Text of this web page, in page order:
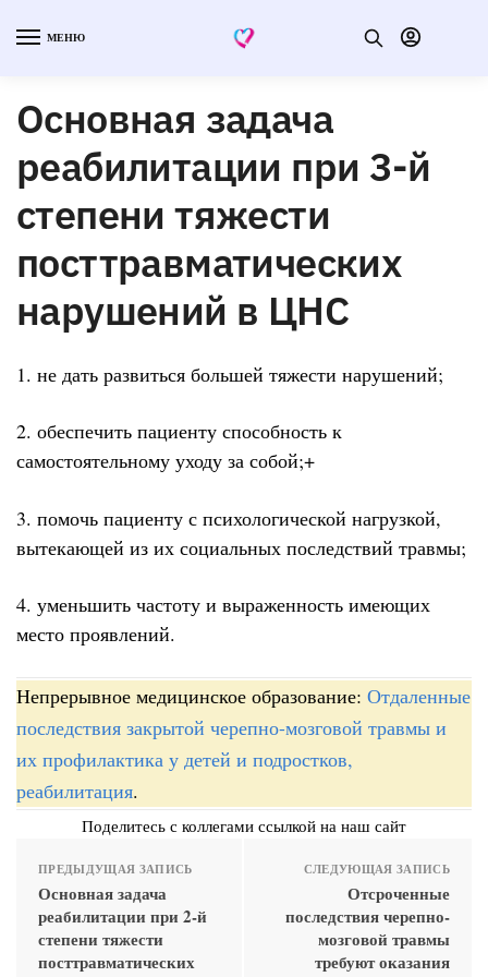
МЕНЮ
Основная задача
реабилитации при 3-й
степени тяжести
посттравматических
нарушений в ЦНС
1. не дать развиться большей тяжести нарушений;
2. обеспечить пациенту способность к
самостоятельному уходу за собой;+
3. помочь пациенту с психологической нагрузкой,
вытекающей из их социальных последствий травмы;
4. уменьшить частоту и выраженность имеющих
место проявлений.
Непрерывное медицинское образование: Отдаленные
последствия закрытой черепно-мозговой травмы и
их профилактика у детей и подростков,
реабилитация.
Поделитесь с коллегами ссылкой на наш сайт
ПРЕДЫДУЩАЯ ЗАПИСЬ
Основная задача
реабилитации при 2-й
степени тяжести
посттравматических
СЛЕДУЮЩАЯ ЗАПИСЬ
Отсроченные
последствия черепно-
мозговой травмы
требуют оказания